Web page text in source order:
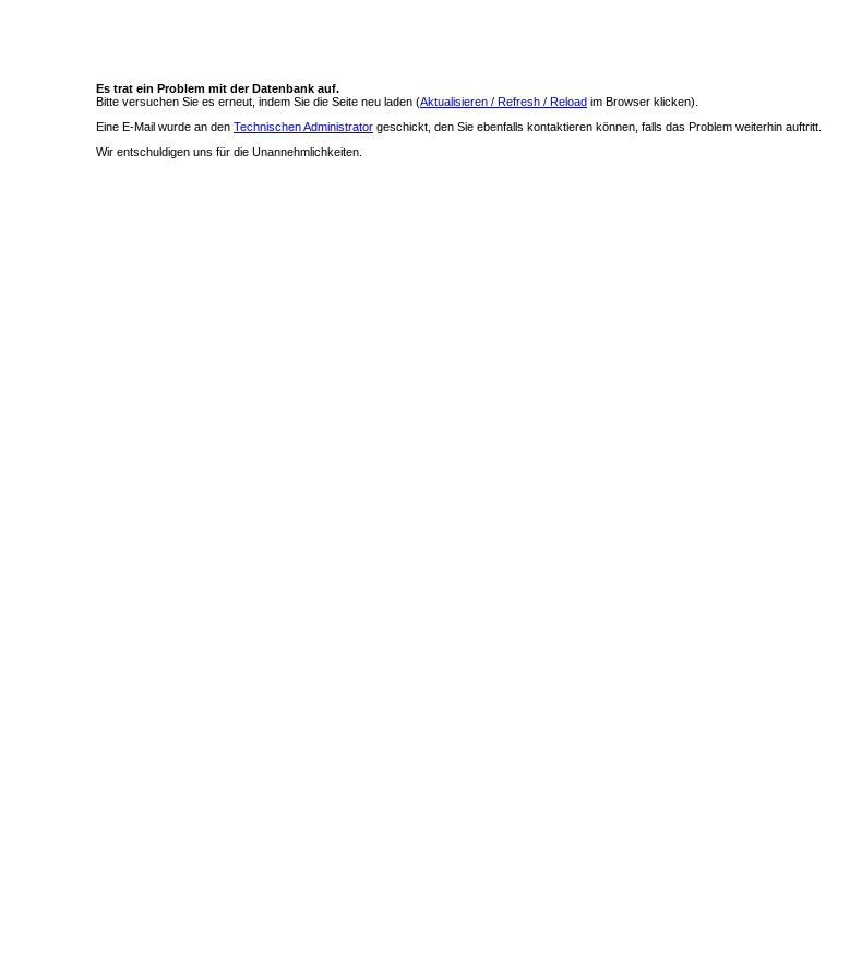
Es trat ein Problem mit der Datenbank auf.
Bitte versuchen Sie es erneut, indem Sie die Seite neu laden (Aktualisieren / Refresh / Reload im Browser klicken).
Eine E-Mail wurde an den Technischen Administrator geschickt, den Sie ebenfalls kontaktieren können, falls das Problem weiterhin auftritt.
Wir entschuldigen uns für die Unannehmlichkeiten.